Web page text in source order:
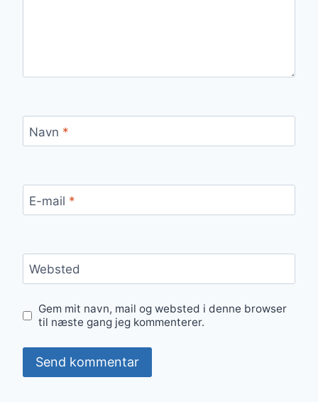
Navn *
E-mail *
Websted
Gem mit navn, mail og websted i denne browser
til næste gang jeg kommenterer.